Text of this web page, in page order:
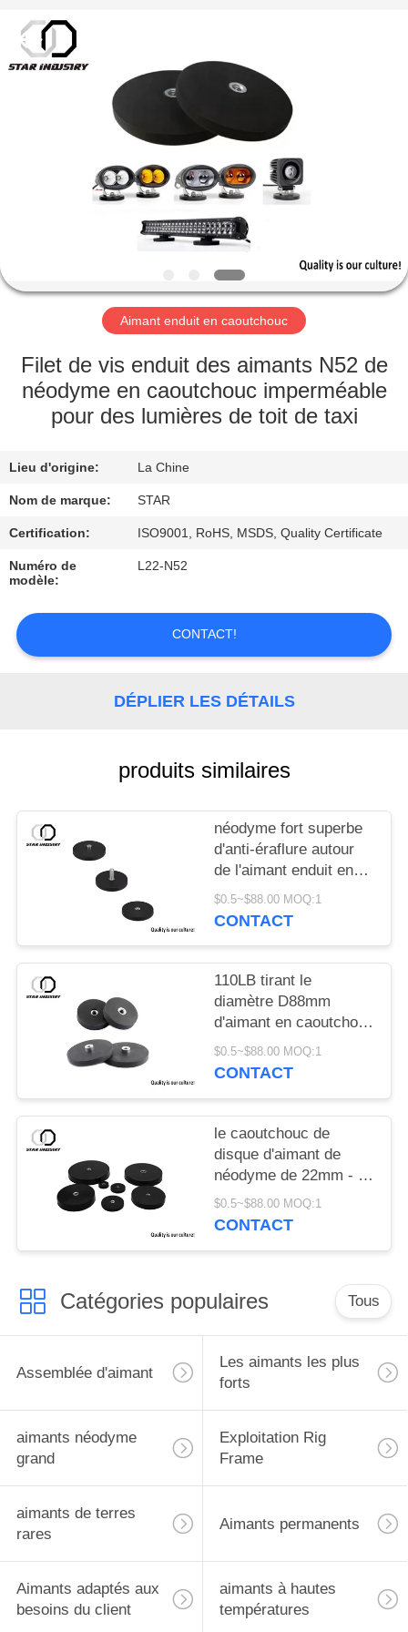
DE
NOUS
VISITE
D'USINE
DE
QUALITÉ
CONTACTEZ-
NOUS
NOUVELLES
Copyright
2021
magnetsassembly.com.
Aimant enduit en caoutchouc
Filet de vis enduit des aimants N52 de
néodyme en caoutchouc imperméable
pour des lumières de toit de taxi
Lieu d'origine: La Chine
Nom de marque: STAR
Certification: ISO9001, RoHS, MSDS, Quality Certificate
Numéro de
modèle:
L22-N52
CONTACT!
DÉPLIER LES DÉTAILS
produits similaires
néodyme fort superbe
d'anti-éraflure autour
de l'aimant enduit en
caoutchouc D66 D88
pour le support dans
$0.5~$88.00 MOQ:1
CONTACT
110LB tirant le
diamètre D88mm
d'aimant en caoutchouc
de néodyme de force
pour le support de
$0.5~$88.00 MOQ:1
CONTACT
le caoutchouc de
disque d'aimant de
néodyme de 22mm - de
88mm enduit pour la
lumière de travail de
$0.5~$88.00 MOQ:1
CONTACT
Catégories populaires Tous
Assemblée d'aimant
Les aimants les plus
forts
aimants néodyme
grand
Exploitation Rig
Frame
aimants de terres
rares
Aimants permanents
Aimants adaptés aux
besoins du client
aimants à hautes
températures